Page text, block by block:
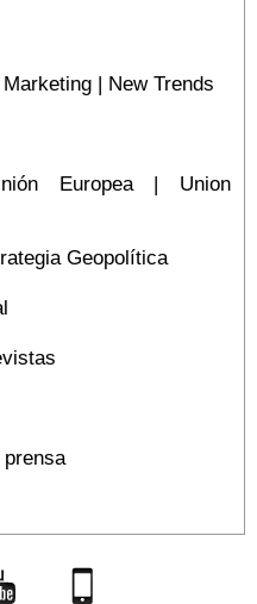
| New Trends
Europea | Union
Geopolítica